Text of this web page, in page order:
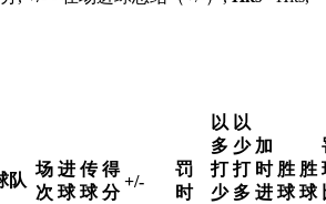
队
场
次
进
球
传
球
得
分
+/-
罚
时
以
多
打
少
以
少
打
多
加
时
进
胜
球
胜
球